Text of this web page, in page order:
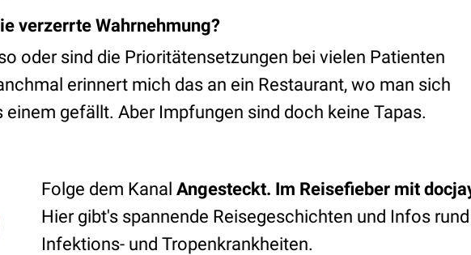
verzerrte Wahrnehmung?
oder sind die Prioritätensetzungen bei vielen Patienten
erinnert mich das an ein Restaurant, wo man sich
einem gefällt. Aber Impfungen sind doch keine Tapas.
Folge dem Kanal Angesteckt. Im Reisefieber mit
Hier gibt's spannende Reisegeschichten und Infos
Infektions- und Tropenkrankheiten.